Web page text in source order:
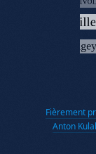
Fièrement
Anton